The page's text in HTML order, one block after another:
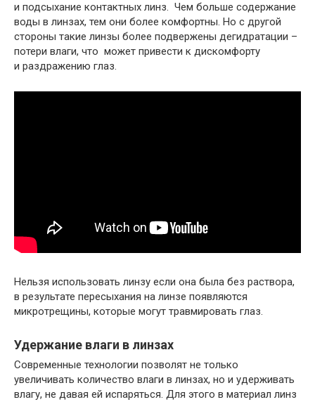
и подсыхание контактных линз. Чем больше содержание
воды в линзах, тем они более комфортны. Но с другой
стороны такие линзы более подвержены дегидратации –
потери влаги, что может привести к дискомфорту
и раздражению глаз.
Нельзя использовать линзу если она была без раствора,
в результате пересыхания на линзе появляются
микротрещины, которые могут травмировать глаз.
Удержание влаги в линзах
Современные технологии позволят не только
увеличивать количество влаги в линзах, но и удерживать
влагу, не давая ей испаряться. Для этого в материал линз